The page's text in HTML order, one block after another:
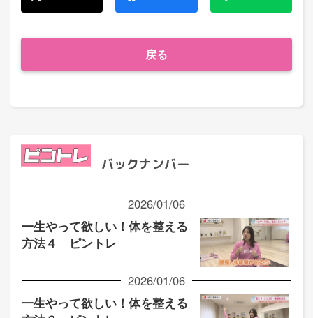
戻る
バックナンバー
2026/01/06
一生やって欲しい！体を整える
方法４ ピントレ
2026/01/06
一生やって欲しい！体を整える